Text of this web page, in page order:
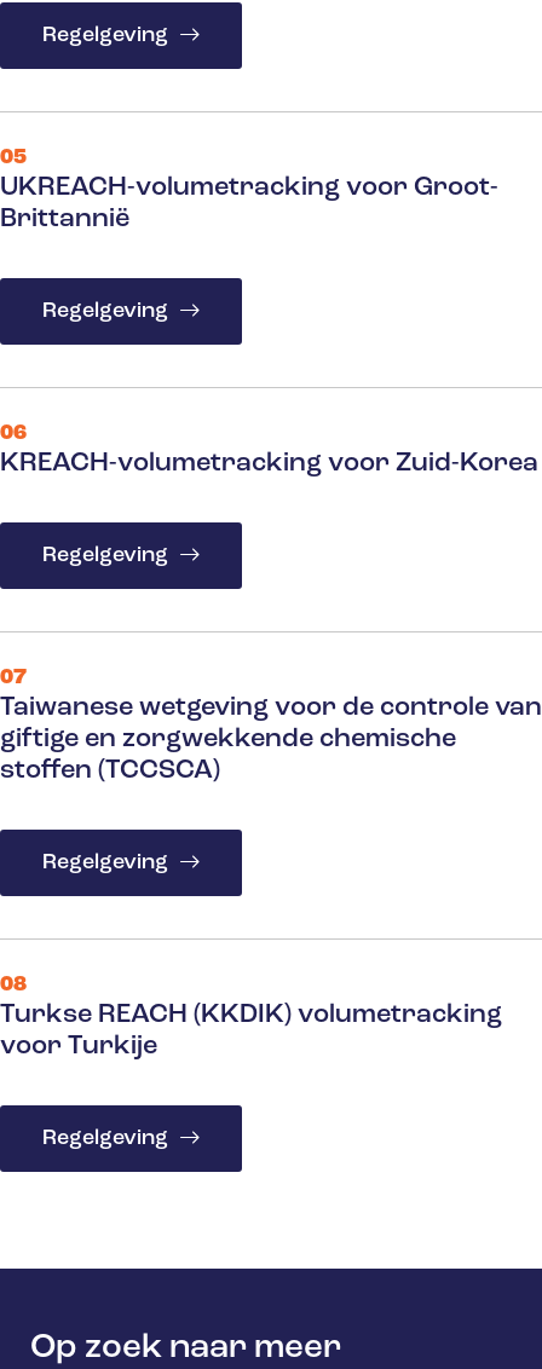
Regelgeving
05
UKREACH-volumetracking voor Groot-
Brittannië
Regelgeving
06
KREACH-volumetracking voor Zuid-Korea
Regelgeving
07
Taiwanese wetgeving voor de controle van
giftige en zorgwekkende chemische
stoffen (TCCSCA)
Regelgeving
08
Turkse REACH (KKDIK) volumetracking
voor Turkije
Regelgeving
Op zoek naar meer